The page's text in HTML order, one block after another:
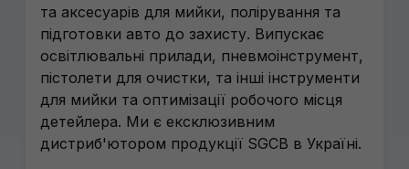
та аксесуарів для мийки, полірування та
підготовки авто до захисту. Випускає
освітлювальні прилади, пневмоінструмент,
пістолети для очистки, та інші інструменти
для мийки та оптимізації робочого місця
детейлера. Ми є ексклюзивним
дистриб'ютором продукції SGCB в Україні.